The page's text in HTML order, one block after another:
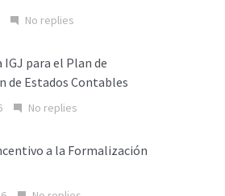
No replies
para el Plan de
de Estados Contables
No replies
a la Formalización